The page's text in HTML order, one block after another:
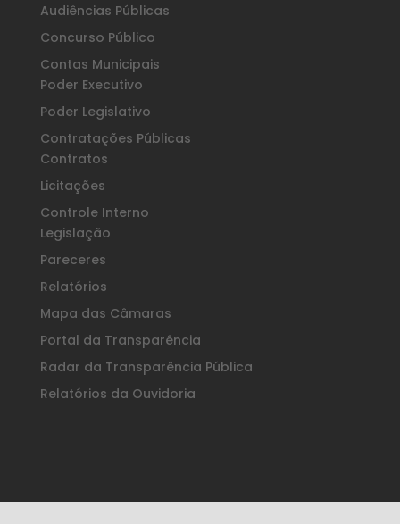
Audiências Públicas
Concurso Público
Contas Municipais
Poder Executivo
Poder Legislativo
Contratações Públicas
Contratos
Licitações
Controle Interno
Legislação
Pareceres
Relatórios
Mapa das Câmaras
Portal da Transparência
Radar da Transparência Pública
Relatórios da Ouvidoria